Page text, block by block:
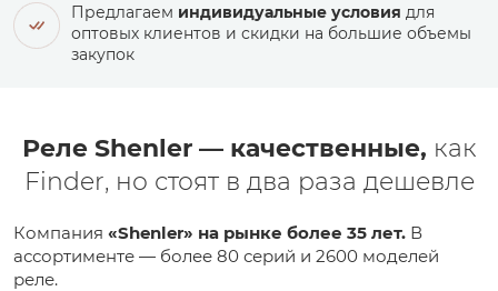
Предлагаем индивидуальные условия для
оптовых клиентов и скидки на большие объемы
закупок
Реле Shenler — качественные, как
Finder, но стоят в два раза дешевле
Компания «Shenler» на рынке более 35 лет. В
ассортименте — более 80 серий и 2600 моделей
реле.